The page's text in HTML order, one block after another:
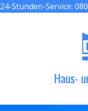
24-Stunden-Service:
Haus-